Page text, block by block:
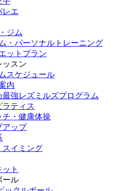
レエ
ジム
・パーソナルトレーニング
ットプラン
ッスン
スケジュール
内
最強レズミルズプログラム
ラティス
チ・健康体操
アップ
スイミング
ト
ール